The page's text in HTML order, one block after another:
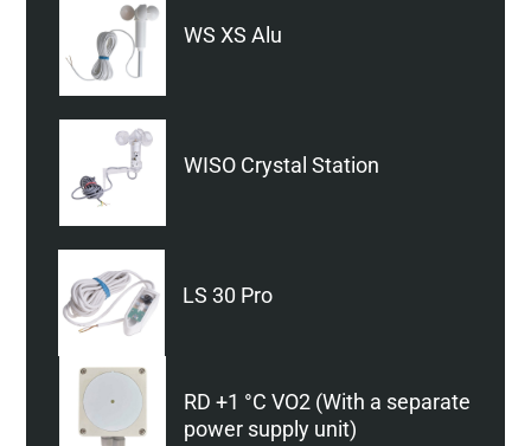
WS XS Alu
WISO Crystal Station
LS 30 Pro
RD +1 °C VO2 (With a separate
power supply unit)